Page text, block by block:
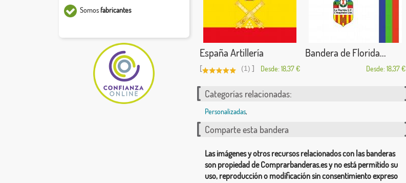
Somosfabricantes
España Artillería
[ (1) ] Desde: 18,37 €
Bandera de Florida...
Desde: 18,37 €
Categorías relacionadas:
Personalizadas,
Comparte esta bandera
Las imágenes y otros recursos relacionados con las banderas
son propiedad de Comprarbanderas.es y no está permitido su
uso, reproducción o modificación sin consentimiento expreso